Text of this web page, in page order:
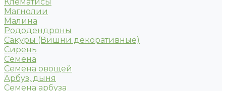
Магнолии
Малина
Рододендроны
Сакуры (Вишни декоративные)
Сирень
Семена
Семена овощей
Арбуз, дыня
Семена арбуза